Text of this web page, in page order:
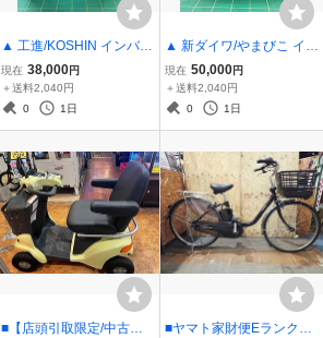
▲ 工進/KOSHIN インバー
ター発電機 GV-9i 定格出
力0.9kVA 災害対策 使用感
中程度 保管汚れあり▲
現在 38,000円
＋送料2,040円
0
1日
▲ 新ダイワ/やまびこ イン
バーター発電機 iEG900M
-Y 箱なし 使用感多少あり
▲
現在 50,000円
＋送料2,040円
0
1日
■【店頭引取限定/中古動
■ヤマト家財便Eランク発